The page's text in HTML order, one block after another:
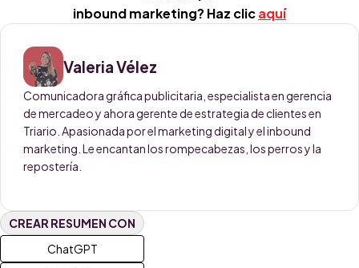
inbound marketing? Haz clicaquí
Valeria Vélez
Comunicadora gráfica publicitaria, especialista en gerencia
de mercadeo y ahora gerente de estrategia de clientes en
Triario. Apasionada por el marketing digital y el inbound
marketing. Le encantan los rompecabezas, los perros y la
repostería.
CREAR RESUMEN CON
ChatGPT